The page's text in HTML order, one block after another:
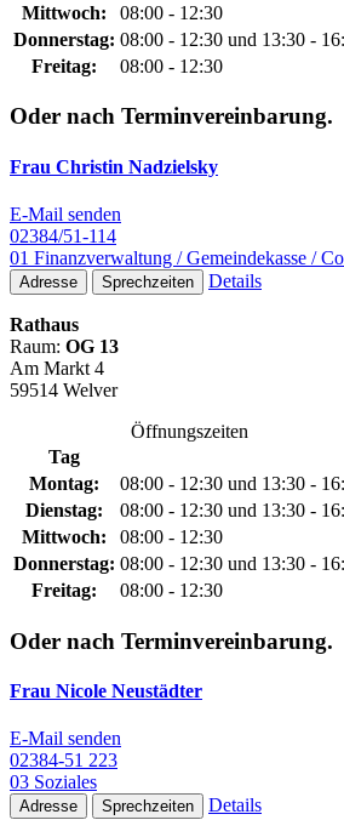
Mittwoch:
08:00 - 12:30
Donnerstag: 08:00 - 12:30 und 13:30 -
Freitag:
08:00 - 12:30
Oder nach Terminvereinbarung.
Frau Christin Nadzielsky
E-Mail senden
02384/51-114
01 Finanzverwaltung / Gemeindekasse /
Adresse Sprechzeiten Details
Rathaus
Raum: OG 13
Am Markt 4
59514 Welver
Öffnungszeiten
Tag
Montag:
08:00 - 12:30 und 13:30 -
Dienstag:
08:00 - 12:30 und 13:30 -
Mittwoch:
08:00 - 12:30
Donnerstag: 08:00 - 12:30 und 13:30 -
Freitag:
08:00 - 12:30
Oder nach Terminvereinbarung.
Frau Nicole Neustädter
E-Mail senden
02384-51 223
03 Soziales
Adresse Sprechzeiten Details